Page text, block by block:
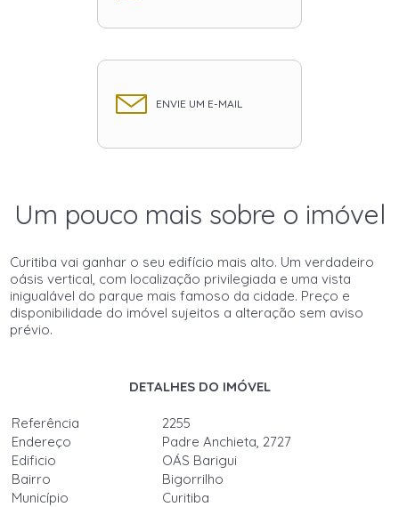
ENVIE UM E-MAIL
Um pouco mais sobre o imóvel
Curitiba vai ganhar o seu edifício mais alto. Um verdadeiro
oásis vertical, com localização privilegiada e uma vista
inigualável do parque mais famoso da cidade. Preço e
disponibilidade do imóvel sujeitos a alteração sem aviso
prévio.
DETALHES DO IMÓVEL
Referência
2255
Endereço
Padre Anchieta, 2727
Edificio
OÁS Barigui
Bairro
Bigorrilho
Município
Curitiba